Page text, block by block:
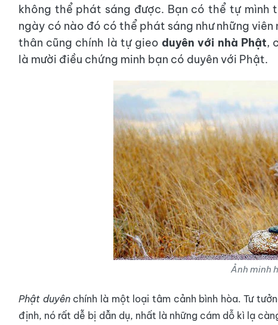
không thể phát sáng được. Bạn có thể tự mình
ngày có nào đó có thể phát sáng như những viên
thân cũng chính là tự gieo duyên với nhà Phật,
là mười điều chứng minh bạn có duyên với Phật.
Ảnh minh
Phật duyênchính là một loại tâm cảnh bình hòa. Tư
định, nó rất dễ bị dẫn dụ, nhất là những cám dỗ kì lạ